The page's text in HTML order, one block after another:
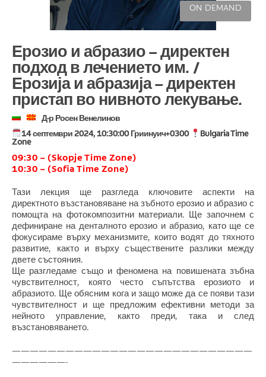
ON DEMAND
Ерозио и абразио – директен
подход в лечението им. /
Ерозија и абразија – директен
пристап во нивното лекување.
Д-р Росен Венелинов
14 септември 2024, 10:30:00 Гриинуич+0300
Bulgaria Time
Zone
09:30 – (Skopje Time Zone)
10:30 – (Sofia Time Zone)
Тази лекция ще разгледа ключовите аспекти на
директното възстановяване на зъбното ерозио и абразио с
помощта на фотокомпозитни материали. Ще започнем с
дефиниране на денталното ерозио и абразио, като ще се
фокусираме върху механизмите, които водят до тяхното
развитие, както и върху съществените разлики между
двете състояния.
Ще разгледаме също и феномена на повишената зъбна
чувствителност, която често съпътства ерозиото и
абразиото. Ще обясним кога и защо може да се появи тази
чувствителност и ще предложим ефективни методи за
нейното управление, както преди, така и след
възстановяването.
———————————————————————————
——————-